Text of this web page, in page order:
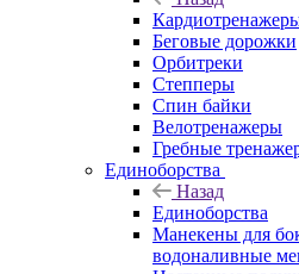
Беговые дорожки
Орбитреки
Степперы
Спин байки
Велотренажеры
Гребные
Единоборства
Назад
Единоборства
Манекены для
водоналивные